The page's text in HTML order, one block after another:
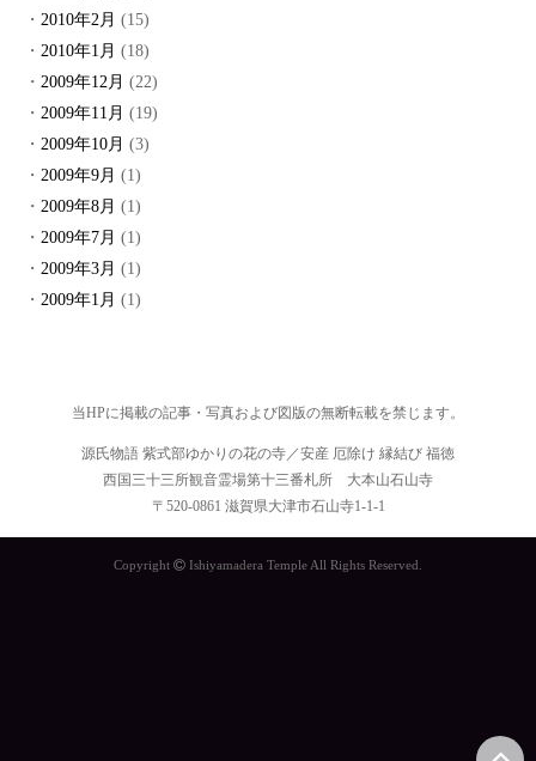
2010年2月 (15)
2010年1月 (18)
2009年12月 (22)
2009年11月 (19)
2009年10月 (3)
2009年9月 (1)
2009年8月 (1)
2009年7月 (1)
2009年3月 (1)
2009年1月 (1)
当HPに掲載の記事・写真および図版の無断転載を禁じます。
源氏物語 紫式部ゆかりの花の寺／安産 厄除け 縁結び 福徳
西国三十三所観音霊場第十三番札所 大本山石山寺
〒520-0861 滋賀県大津市石山寺1-1-1
Copyright Ishiyamadera Temple All Rights Reserved.